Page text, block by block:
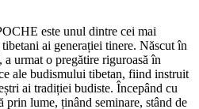
este unul dintre cei mai
ai generației tinere. Născut în
urmat o pregătire riguroasă în
ale budismului tibetan, fiind instruit
ai tradiției budiste. Începând cu
prin lume, ținând seminare, stând de